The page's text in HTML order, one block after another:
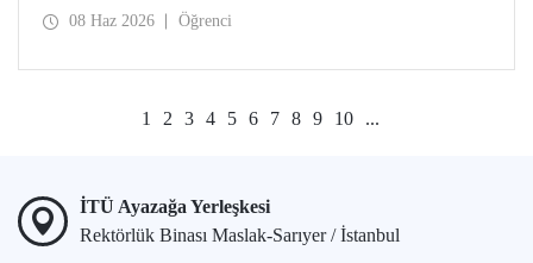
Challenge” yarışmasında finalist olmaya hak kazandı.
08 Haz 2026 Öğrenci
1 2 3 4 5 6 7 8 9 10 ...
İTÜ Ayazağa Yerleşkesi
Rektörlük Binası Maslak-Sarıyer / İstanbul